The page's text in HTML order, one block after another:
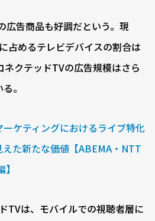
告商品も好調だという。現
占めるテレビデバイスの割合は
クテッドTVの広告規模はさら
。
ーケティングにおけるライブ特化
た新たな価値【ABEMA・NTT
TVは、モバイルでの視聴者層に